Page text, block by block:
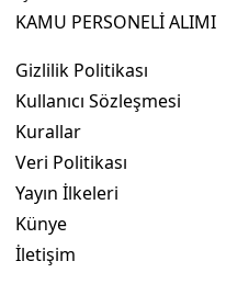
KAMU PERSONELİ ALIMI
Gizlilik Politikası
Kullanıcı Sözleşmesi
Kurallar
Veri Politikası
Yayın İlkeleri
Künye
İletişim